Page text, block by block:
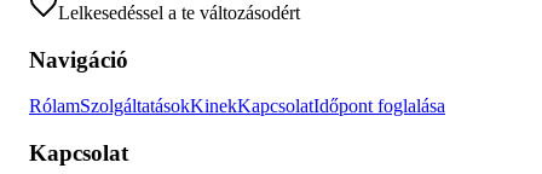
Lelkesedéssel a te változásodért
Navigáció
RólamSzolgáltatásokKinekKapcsolatIdőpont foglalása
Kapcsolat